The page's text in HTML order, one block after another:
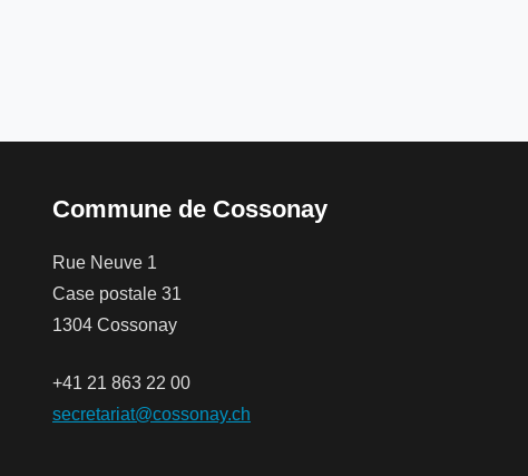
Commune de Cossonay
Rue Neuve 1
Case postale 31
1304 Cossonay
+41 21 863 22 00
secretariat@cossonay.ch